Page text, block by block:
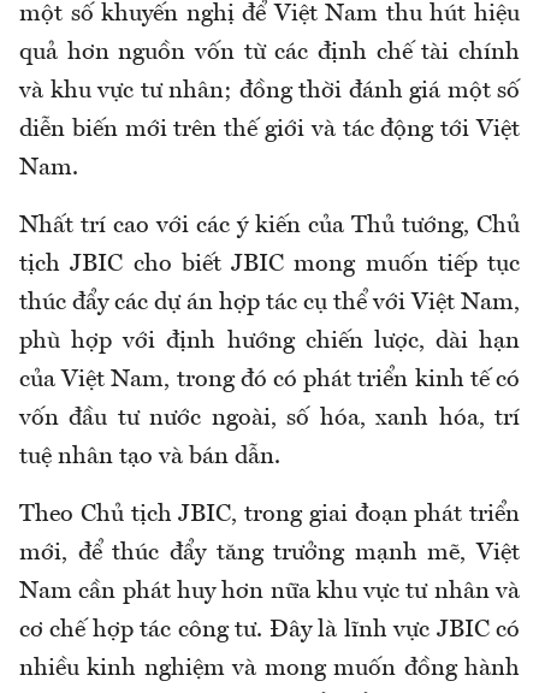
một số khuyến nghị để Việt Nam thu hút hiệu
quả hơn nguồn vốn từ các định chế tài chính
và khu vực tư nhân; đồng thời đánh giá một số
diễn biến mới trên thế giới và tác động tới Việt
Nam.
Nhất trí cao với các ý kiến của Thủ tướng, Chủ
tịch JBIC cho biết JBIC mong muốn tiếp tục
thúc đẩy các dự án hợp tác cụ thể với Việt Nam,
phù hợp với định hướng chiến lược, dài hạn
của Việt Nam, trong đó có phát triển kinh tế có
vốn đầu tư nước ngoài, số hóa, xanh hóa, trí
tuệ nhân tạo và bán dẫn.
Theo Chủ tịch JBIC, trong giai đoạn phát triển
mới, để thúc đẩy tăng trưởng mạnh mẽ, Việt
Nam cần phát huy hơn nữa khu vực tư nhân và
cơ chế hợp tác công tư. Đây là lĩnh vực JBIC có
nhiều kinh nghiệm và mong muốn đồng hành